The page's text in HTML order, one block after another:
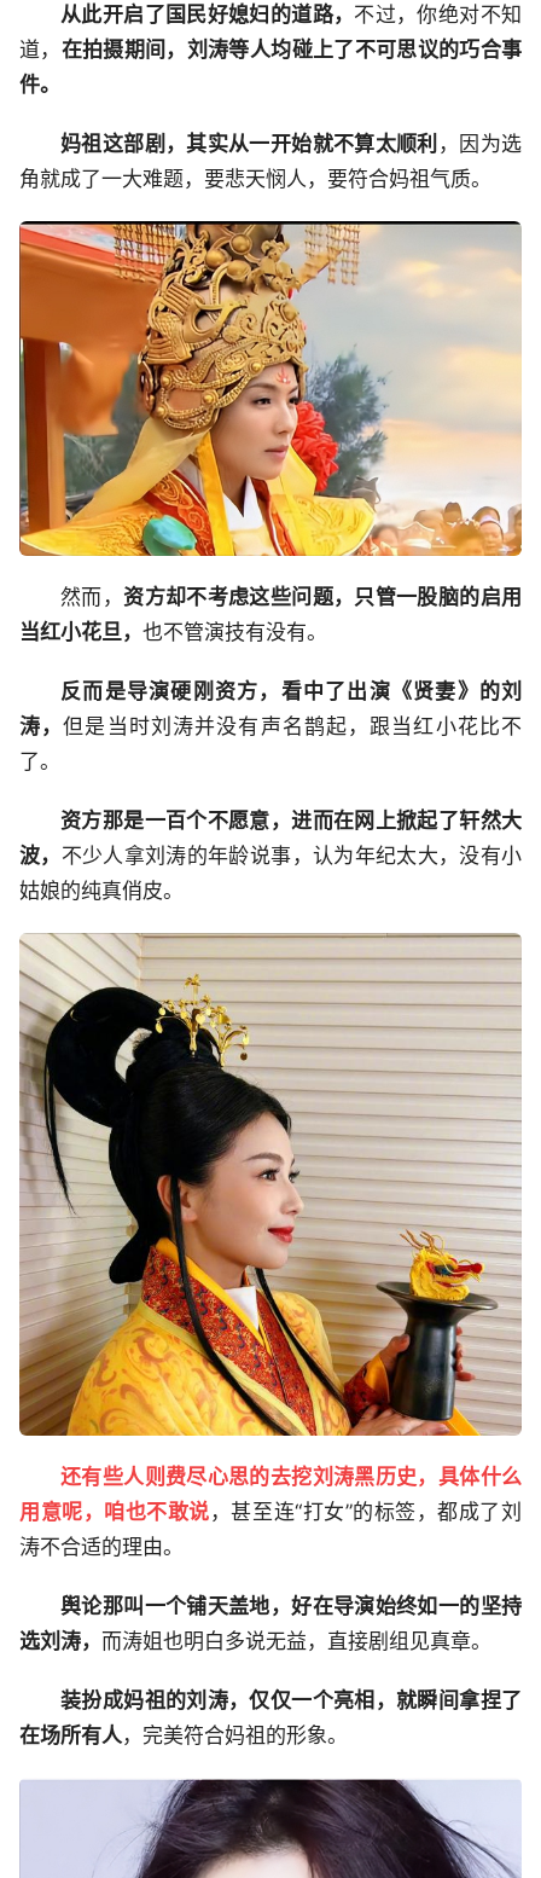
从此开启了国民好媳妇的道路， 不过，你绝对不知
道， 在拍摄期间，刘涛等人均碰上了不可思议的巧合事
件。
妈祖这部剧，其实从一开始就不算太顺利 ，因为选
角就成了一大难题，要悲天悯人，要符合妈祖气质。
然而， 资方却不考虑这些问题，只管一股脑的启用
当红小花旦， 也不管演技有没有。
反而是导演硬刚资方，看中了出演《贤妻》的刘
涛，但是当时刘涛并没有声名鹊起，跟当红小花比不
了。
资方那是一百个不愿意，进而在网上掀起了轩然大
波， 不少人拿刘涛的年龄说事，认为年纪太大，没有小
姑娘的纯真俏皮。
还有些人则费尽心思的去挖刘涛黑历史，具体什么
用意呢，咱也不敢说 ，甚至连“打女”的标签，都成了刘
涛不合适的理由。
舆论那叫一个铺天盖地，好在导演始终如一的坚持
选刘涛， 而涛姐也明白多说无益，直接剧组见真章。
装扮成妈祖的刘涛，仅仅一个亮相，就瞬间拿捏了
在场所有人，完美符合妈祖的形象。